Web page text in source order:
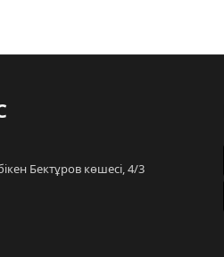
Бектұров көшесі, 4/3